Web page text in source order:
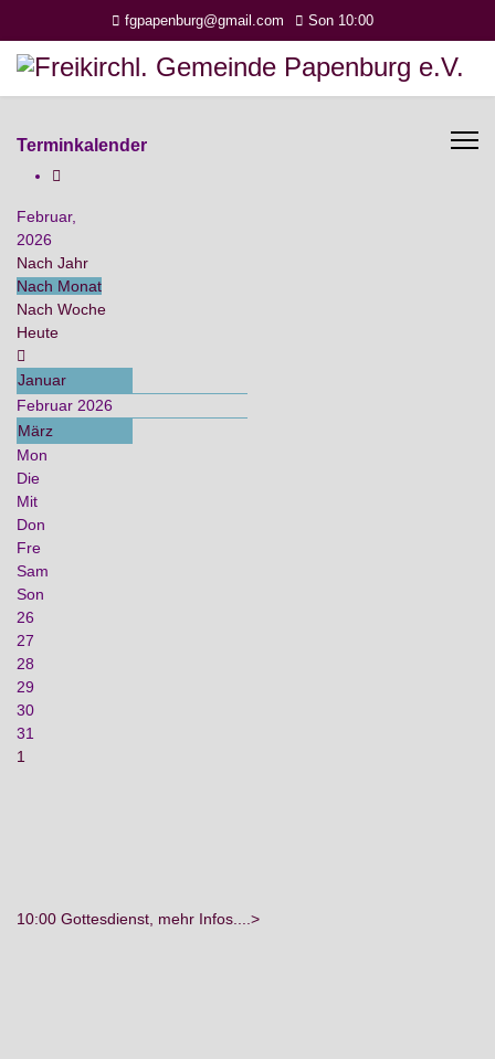
fgpapenburg@gmail.com Son 10:00
Terminkalender
Februar,
2026
Nach Jahr
Nach Monat
Nach Woche
Heute
Januar
Februar 2026
März
Mon
Die
Mit
Don
Fre
Sam
Son
26
27
28
29
30
31
1
10:00 Gottesdienst, mehr Infos....>